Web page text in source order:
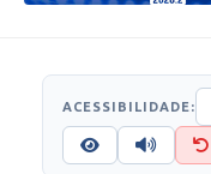
ACESSIBILIDADE: